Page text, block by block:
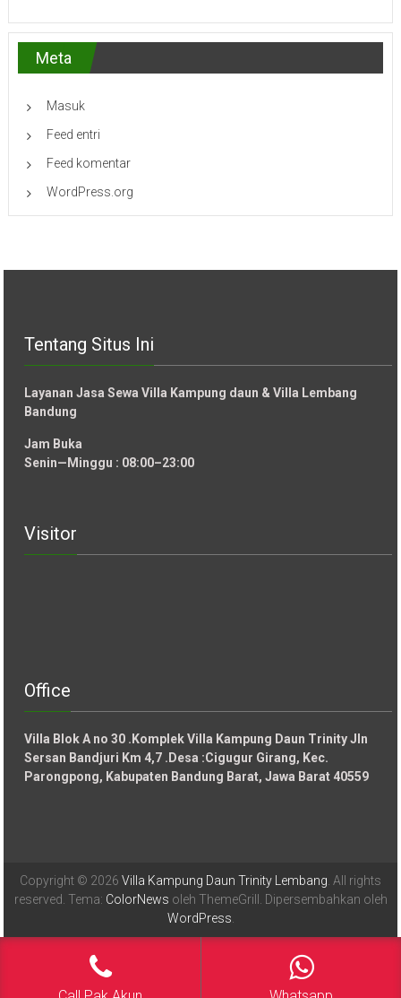
Meta
Masuk
Feed entri
Feed komentar
WordPress.org
Tentang Situs Ini
Layanan Jasa Sewa Villa Kampung daun & Villa Lembang
Bandung
Jam Buka
Senin—Minggu : 08:00–23:00
Visitor
Office
Villa Blok A no 30 .Komplek Villa Kampung Daun Trinity Jln
Sersan Bandjuri Km 4,7 .Desa :Cigugur Girang, Kec.
Parongpong, Kabupaten Bandung Barat, Jawa Barat 40559
Copyright © 2026 Villa Kampung Daun Trinity Lembang. All rights
reserved. Tema: ColorNews oleh ThemeGrill. Dipersembahkan oleh
WordPress.